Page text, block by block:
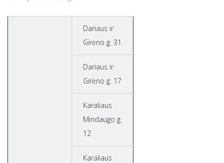
VĖŽAIČIŲ didelių gabaritų ir žaliųjų atliekų
KUODŽIŲ didelių gabaritų atliekų surinkimo
SB AGLUONA komunalinių atliekų ir pakuočių
Dariaus ir
Girėno g. 31
Dariaus ir
Girėno g. 17
Karaliaus
Mindaugo g.
12
Karaliaus